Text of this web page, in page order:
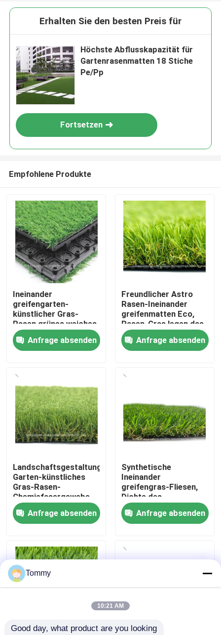
Zu Hause
Produkte
Videos
Über uns
Werksbesichtigung
Qualitätskontrolle
Nachrichten
Angebot anfordern
Erhalten Sie den besten Preis für
Höchste Abflusskapazität für
Gartenrasenmatten 18 Stiche
Pe/Pp
Fortsetzen
Empfohlene Produkte
Ineinander
greifengarten-
künstlicher Gras-
Rasen grünes weiches
PET Material
Anfrage absenden
Freundlicher Astro
Rasen-Ineinander
greifenmatten Eco,
Rasen-Gras legen das
8 Zoll-Messgerät mit
Teppich aus
Anfrage absenden
Landschaftsgestaltung
Garten-künstliches
Gras-Rasen-
Chemiefasergewebe-
im Freien
UVbeständiges
Anfrage absenden
Synthetische
Ineinander
greifengras-Fliesen,
Dichte des
Polyäthylen-künstliche
Gras-16800
Anfrage absenden
Tommy
10:21 AM
Good day, what product are you looking